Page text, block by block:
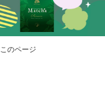
このページ